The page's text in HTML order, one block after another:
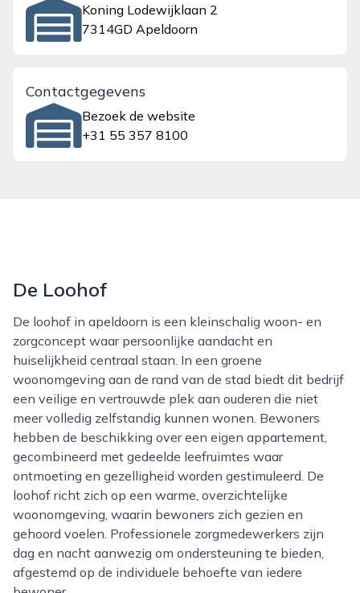
Koning Lodewijklaan 2
7314GD Apeldoorn
Contactgegevens
Bezoek de website
+31 55 357 8100
De Loohof
De loohof in apeldoorn is een kleinschalig woon- en
zorgconcept waar persoonlijke aandacht en
huiselijkheid centraal staan. In een groene
woonomgeving aan de rand van de stad biedt dit bedrijf
een veilige en vertrouwde plek aan ouderen die niet
meer volledig zelfstandig kunnen wonen. Bewoners
hebben de beschikking over een eigen appartement,
gecombineerd met gedeelde leefruimtes waar
ontmoeting en gezelligheid worden gestimuleerd. De
loohof richt zich op een warme, overzichtelijke
woonomgeving, waarin bewoners zich gezien en
gehoord voelen. Professionele zorgmedewerkers zijn
dag en nacht aanwezig om ondersteuning te bieden,
afgestemd op de individuele behoefte van iedere